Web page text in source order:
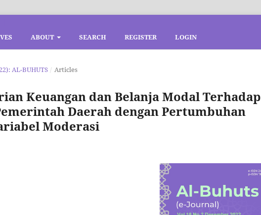
ABOUT SEARCH REGISTER LOGIN
AL-BUHUTS / Articles
Keuangan dan Belanja Modal Terhadap
Daerah dengan Pertumbuhan
Moderasi